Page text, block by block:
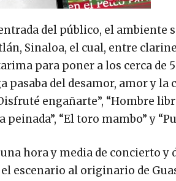
del público, el ambiente
Sinaloa, el cual, entre
para poner a los cerca de
del desamor, amor y la
engañarte”, “Hombre
peinada”, “El toro mambo” y
una hora y media de concierto
escenario al originario de